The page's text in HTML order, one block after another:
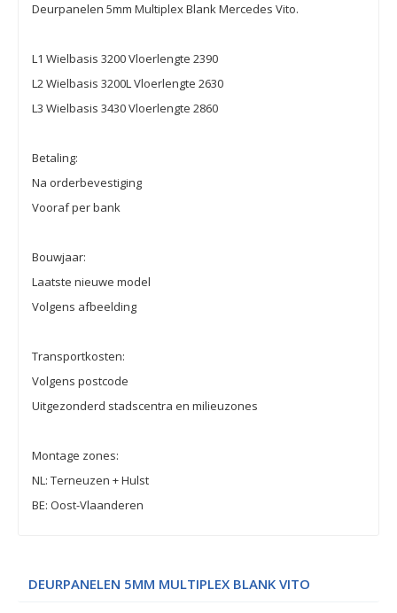
Deurpanelen 5mm Multiplex Blank Mercedes Vito.
L1 Wielbasis 3200 Vloerlengte 2390
L2 Wielbasis 3200L Vloerlengte 2630
L3 Wielbasis 3430 Vloerlengte 2860
Betaling:
Na orderbevestiging
Vooraf per bank
Bouwjaar:
Laatste nieuwe model
Volgens afbeelding
Transportkosten:
Volgens postcode
Uitgezonderd stadscentra en milieuzones
Montage zones:
NL: Terneuzen + Hulst
BE: Oost-Vlaanderen
DEURPANELEN 5MM MULTIPLEX BLANK VITO